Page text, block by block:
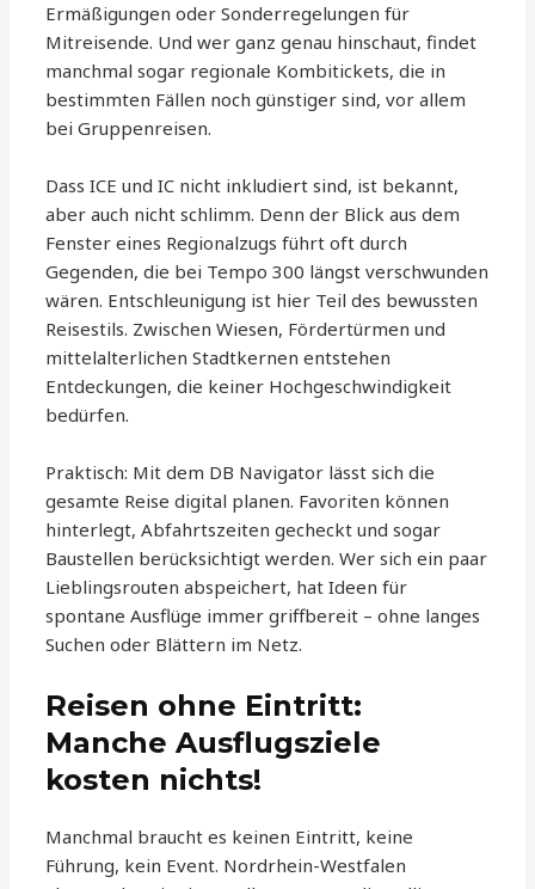
Ermäßigungen oder Sonderregelungen für
Mitreisende. Und wer ganz genau hinschaut, findet
manchmal sogar regionale Kombitickets, die in
bestimmten Fällen noch günstiger sind, vor allem
bei Gruppenreisen.
Dass ICE und IC nicht inkludiert sind, ist bekannt,
aber auch nicht schlimm. Denn der Blick aus dem
Fenster eines Regionalzugs führt oft durch
Gegenden, die bei Tempo 300 längst verschwunden
wären. Entschleunigung ist hier Teil des bewussten
Reisestils. Zwischen Wiesen, Fördertürmen und
mittelalterlichen Stadtkernen entstehen
Entdeckungen, die keiner Hochgeschwindigkeit
bedürfen.
Praktisch: Mit dem DB Navigator lässt sich die
gesamte Reise digital planen. Favoriten können
hinterlegt, Abfahrtszeiten gecheckt und sogar
Baustellen berücksichtigt werden. Wer sich ein paar
Lieblingsrouten abspeichert, hat Ideen für
spontane Ausflüge immer griffbereit – ohne langes
Suchen oder Blättern im Netz.
Reisen ohne Eintritt:
Manche Ausflugsziele
kosten nichts!
Manchmal braucht es keinen Eintritt, keine
Führung, kein Event. Nordrhein-Westfalen